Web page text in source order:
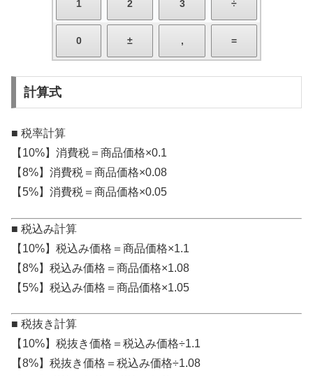
計算式
■ 税率計算
【10%】消費税＝商品価格×0.1
【8%】消費税＝商品価格×0.08
【5%】消費税＝商品価格×0.05
■ 税込み計算
【10%】税込み価格＝商品価格×1.1
【8%】税込み価格＝商品価格×1.08
【5%】税込み価格＝商品価格×1.05
■ 税抜き計算
【10%】税抜き価格＝税込み価格÷1.1
【8%】税抜き価格＝税込み価格÷1.08